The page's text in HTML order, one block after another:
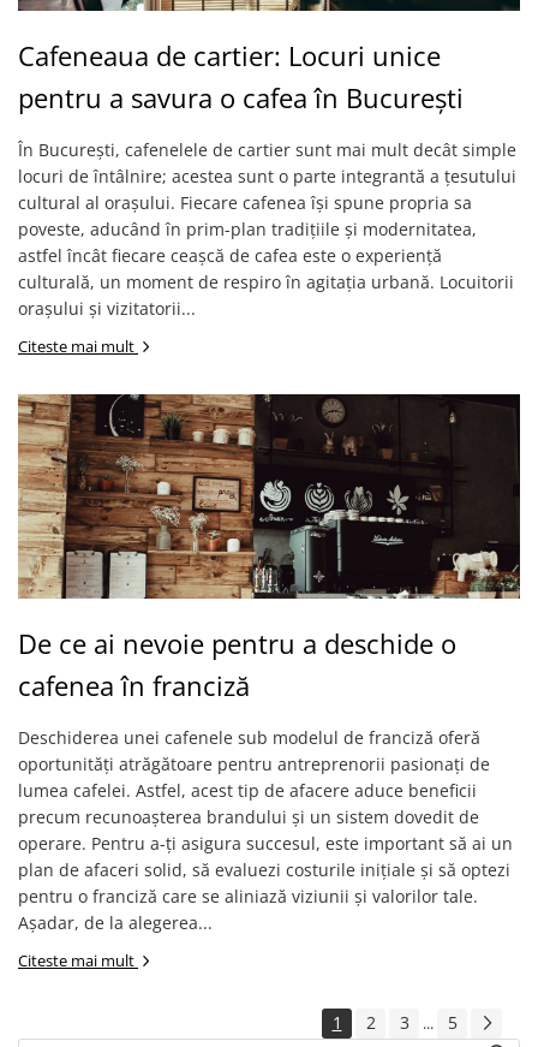
Cafeneaua de cartier: Locuri unice
pentru a savura o cafea în București
În București, cafenelele de cartier sunt mai mult decât simple
locuri de întâlnire; acestea sunt o parte integrantă a țesutului
cultural al orașului. Fiecare cafenea își spune propria sa
poveste, aducând în prim-plan tradițiile și modernitatea,
astfel încât fiecare ceașcă de cafea este o experiență
culturală, un moment de respiro în agitația urbană. Locuitorii
orașului și vizitatorii...
Citeste mai mult
De ce ai nevoie pentru a deschide o
cafenea în franciză
Deschiderea unei cafenele sub modelul de franciză oferă
oportunități atrăgătoare pentru antreprenorii pasionați de
lumea cafelei. Astfel, acest tip de afacere aduce beneficii
precum recunoașterea brandului și un sistem dovedit de
operare. Pentru a-ți asigura succesul, este important să ai un
plan de afaceri solid, să evaluezi costurile inițiale și să optezi
pentru o franciză care se aliniază viziunii și valorilor tale.
Așadar, de la alegerea...
Citeste mai mult
1 2 3 ... 5